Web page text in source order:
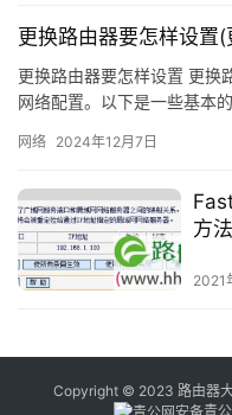
更换路由器要怎样设置
更换路由器要怎样设置 更换
网络配置。以下是一些基本
并…
网络 2024年12月7日
方法
2021
Copyright © 2023 路由器
青